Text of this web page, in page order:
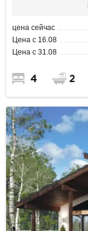
цена сейчас
Цена с 16.08
Цена с 31.08
4 2